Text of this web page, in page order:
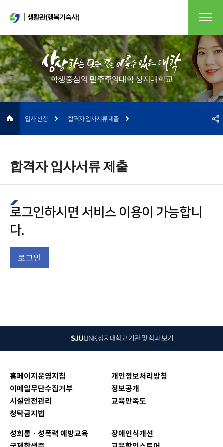
생활관(행복기숙사)
학생중심의 민주주의대학 상지대학교
합격자 입사서류 제출
입사 신청 합격자 입사서류 제출
로그인하시면 서비스 이용이 가능합니
다.
로그인
SJULINK상지대학교 기관 및 학과 보기
홈페이지운영지침
개인정보처리방침
이메일무단수집거부
정보공개
시설안전관리
교육만족도
청탁금지법
성희롱ㆍ성폭력 예방교육
장애인식개선